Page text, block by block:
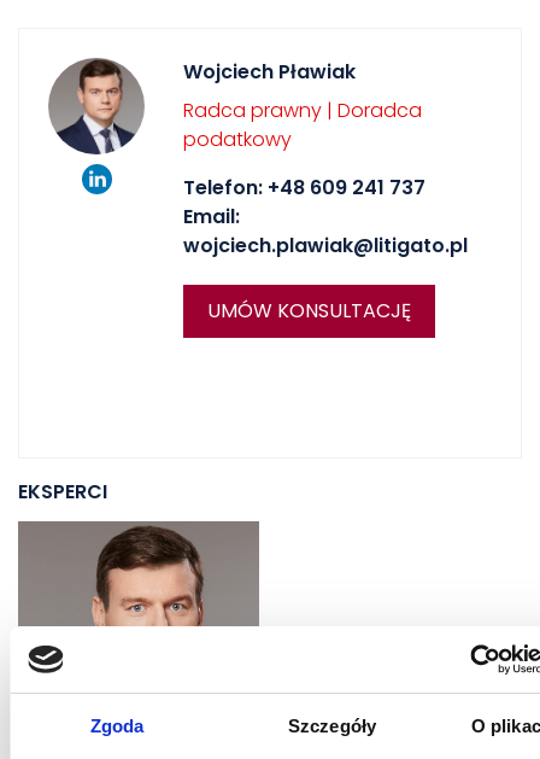
Zgoda Szczegóły O
Wojciech Pławiak
Radca prawny | Doradca
podatkowy
Telefon: +48 609 241 737
Email:
wojciech.plawiak@litigato.pl
UMÓW KONSULTACJĘ
EKSPERCI